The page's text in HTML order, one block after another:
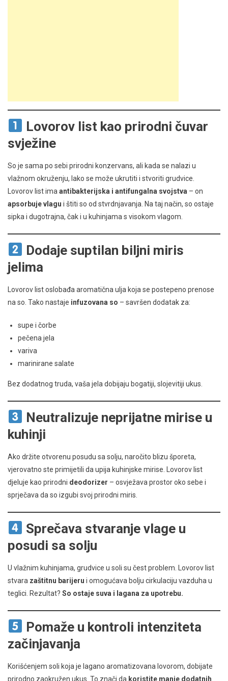
Lovorov list kao prirodni čuvar
svježine
So je sama po sebi prirodni konzervans, ali kada se nalazi u
vlažnom okruženju, lako se može ukrutiti i stvoriti grudvice.
Lovorov list ima antibakterijska i antifungalna svojstva – on
apsorbuje vlagu i štiti so od stvrdnjavanja. Na taj način, so ostaje
sipka i dugotrajna, čak i u kuhinjama s visokom vlagom.
Dodaje suptilan biljni miris
jelima
Lovorov list oslobađa aromatična ulja koja se postepeno prenose
na so. Tako nastaje infuzovana so – savršen dodatak za:
supe i čorbe
pečena jela
variva
marinirane salate
Bez dodatnog truda, vaša jela dobijaju bogatiji, slojevitiji ukus.
Neutralizuje neprijatne mirise u
kuhinji
Ako držite otvorenu posudu sa solju, naročito blizu šporeta,
vjerovatno ste primijetili da upija kuhinjske mirise. Lovorov list
djeluje kao prirodni deodorizer – osvježava prostor oko sebe i
sprječava da so izgubi svoj prirodni miris.
Sprečava stvaranje vlage u
posudi sa solju
U vlažnim kuhinjama, grudvice u soli su čest problem. Lovorov list
stvara zaštitnu barijeru i omogućava bolju cirkulaciju vazduha u
teglici. Rezultat? So ostaje suva i lagana za upotrebu.
Pomaže u kontroli intenziteta
začinjavanja
Korišćenjem soli koja je lagano aromatizovana lovorom, dobijate
prirodno zaokružen ukus. To znači da koristite manje dodatnih